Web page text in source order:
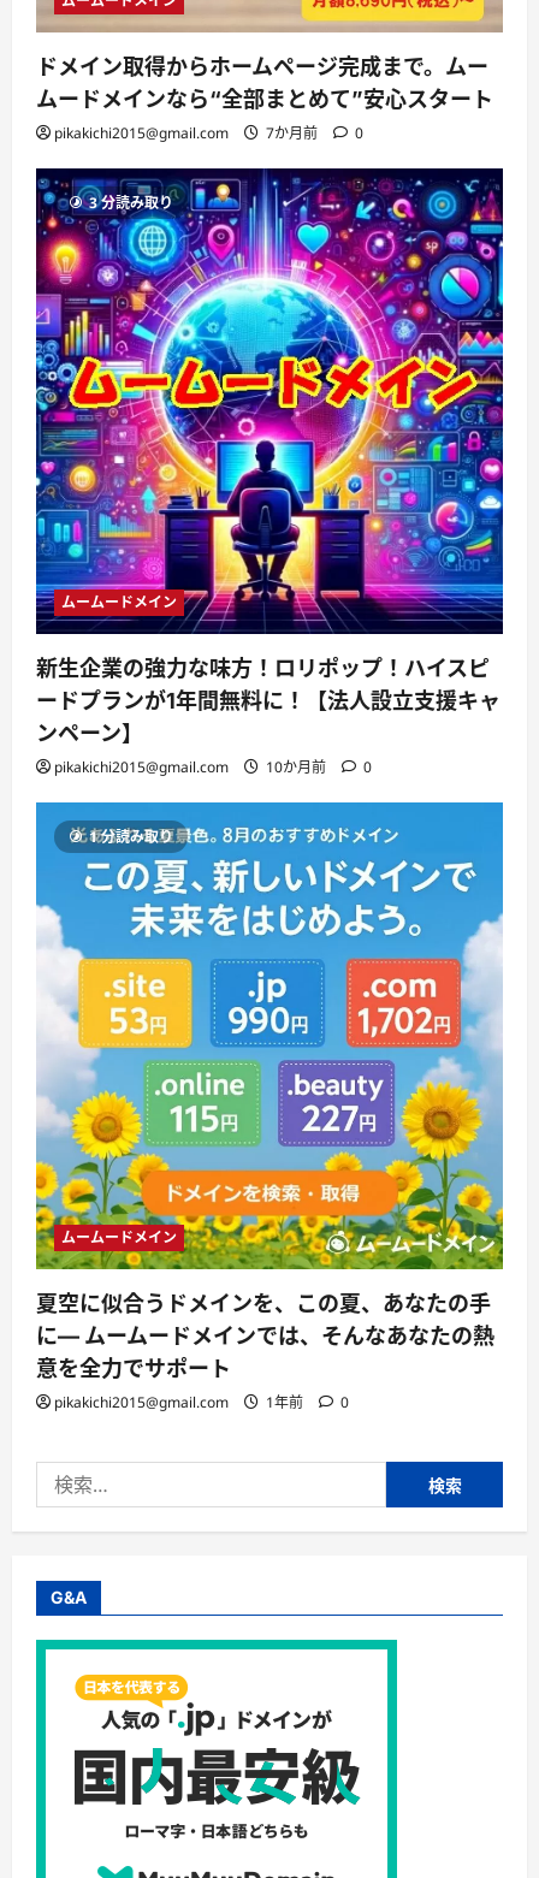
ドメイン取得からホームページ完成まで。ムー
ムードメインなら“全部まとめて”安心スタート
pikakichi2015@gmail.com 7か月前 0
3 分読み取り
ムームードメイン
新生企業の強力な味方！ロリポップ！ハイスピ
ードプランが1年間無料に！【法人設立支援キャ
ンペーン】
pikakichi2015@gmail.com 10か月前 0
1 分読み取り
ムームードメイン
夏空に似合うドメインを、この夏、あなたの手
に— ムームードメインでは、そんなあなたの熱
意を全力でサポート
pikakichi2015@gmail.com 1年前 0
索:
G&A